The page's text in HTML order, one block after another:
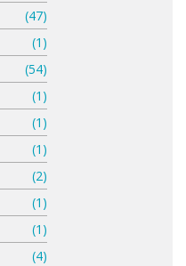
(47)
(1)
(54)
(1)
(1)
(1)
(2)
(1)
(1)
(4)